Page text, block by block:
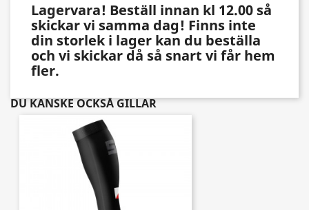
Lagervara! Beställ innan kl 12.00 så
skickar vi samma dag! Finns inte
din storlek i lager kan du beställa
och vi skickar då så snart vi får hem
fler.
DU KANSKE OCKSÅ GILLAR